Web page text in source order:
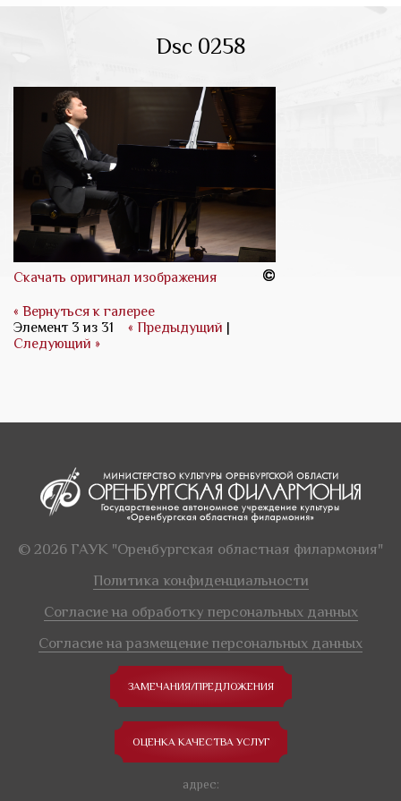
Dsc 0258
Скачать оригинал изображения
« Вернуться к галерее
Элемент 3 из 31
« Предыдущий |
Следующий »
© 2026 ГАУК "Оренбургская областная филармония"
Политика конфиденциальности
Согласие на обработку персональных данных
Согласие на размещение персональных данных
ЗАМЕЧАНИЯ/ПРЕДЛОЖЕНИЯ
ОЦЕНКА КАЧЕСТВА УСЛУГ
адрес: